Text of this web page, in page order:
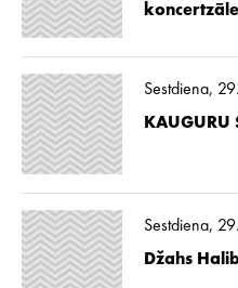
koncertzāle
Sestdiena,
KAUGURU
Sestdiena,
Džahs